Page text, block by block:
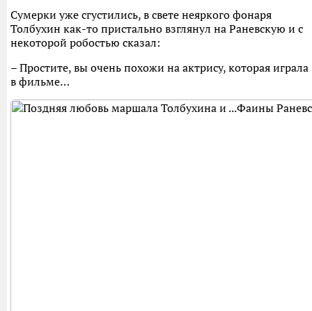
Сумерки уже сгустились, в свете неяркого фонаря
Толбухин как-то пристально взглянул на Раневскую и с
некоторой робостью сказал:
– Простите, вы очень похожи на актрису, которая играла
в фильме…